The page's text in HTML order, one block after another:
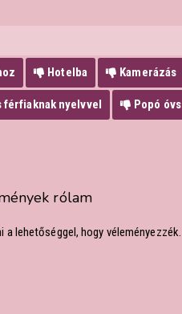
Hotelba Kamerázás
férfiaknak nyelvvel Popó
rólam
a lehetőséggel, hogy véleményezzék.